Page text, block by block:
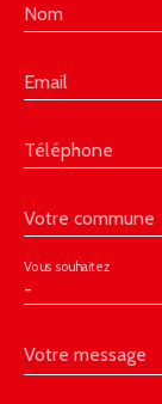
Nom
Email
Téléphone
Votre commune
-
Vous souhaitez
Votre message